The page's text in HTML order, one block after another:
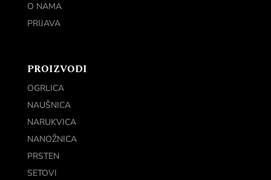
O NAMA
PRIJAVA
PROIZVODI
OGRLICA
NAUŠNICA
NARUKVICA
NANOŽNICA
PRSTEN
SETOVI